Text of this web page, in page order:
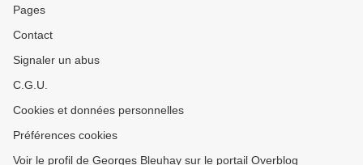
Pages
Contact
Signaler un abus
C.G.U.
Cookies et données personnelles
Préférences cookies
Voir le profil de Georges Bleuhay sur le portail Overblog